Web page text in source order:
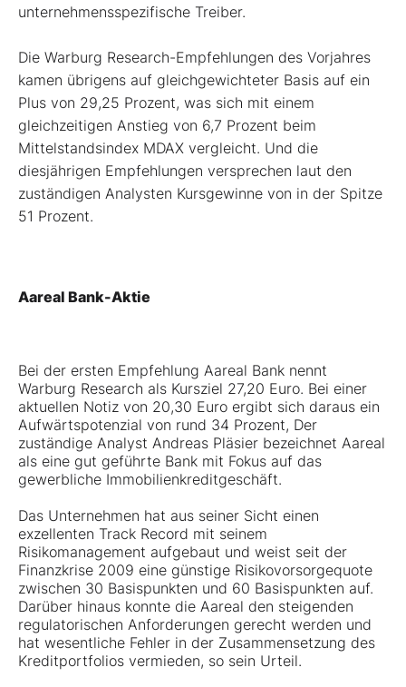
unternehmensspezifische Treiber.
Die Warburg Research-Empfehlungen des Vorjahres
kamen übrigens auf gleichgewichteter Basis auf ein
Plus von 29,25 Prozent, was sich mit einem
gleichzeitigen Anstieg von 6,7 Prozent beim
Mittelstandsindex MDAX vergleicht. Und die
diesjährigen Empfehlungen versprechen laut den
zuständigen Analysten Kursgewinne von in der Spitze
51 Prozent.
Aareal Bank-Aktie
Bei der ersten Empfehlung Aareal Bank nennt
Warburg Research als Kursziel 27,20 Euro. Bei einer
aktuellen Notiz von 20,30 Euro ergibt sich daraus ein
Aufwärtspotenzial von rund 34 Prozent, Der
zuständige Analyst Andreas Pläsier bezeichnet Aareal
als eine gut geführte Bank mit Fokus auf das
gewerbliche Immobilienkreditgeschäft.
Das Unternehmen hat aus seiner Sicht einen
exzellenten Track Record mit seinem
Risikomanagement aufgebaut und weist seit der
Finanzkrise 2009 eine günstige Risikovorsorgequote
zwischen 30 Basispunkten und 60 Basispunkten auf.
Darüber hinaus konnte die Aareal den steigenden
regulatorischen Anforderungen gerecht werden und
hat wesentliche Fehler in der Zusammensetzung des
Kreditportfolios vermieden, so sein Urteil.